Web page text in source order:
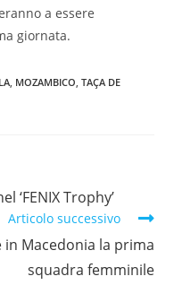
a essere
giornata.
MOZAMBICO TAÇA DE
‘FENIX Trophy’
Articolo successivo
in Macedonia la prima
squadra femminile